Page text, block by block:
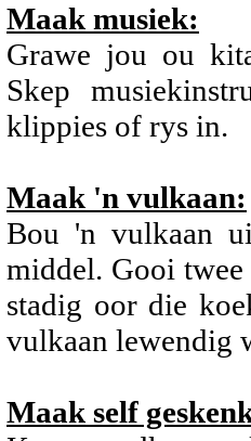
Maak musiek:
Grawe jou ou
Skep
klippies of rys in.
Maak 'n vulkaan:
Bou 'n vulkaan
middel. Gooi twee
stadig oor die
vulkaan lewendig
Maak self